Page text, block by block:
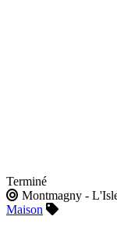
Terminé
Montmagny -
Maison